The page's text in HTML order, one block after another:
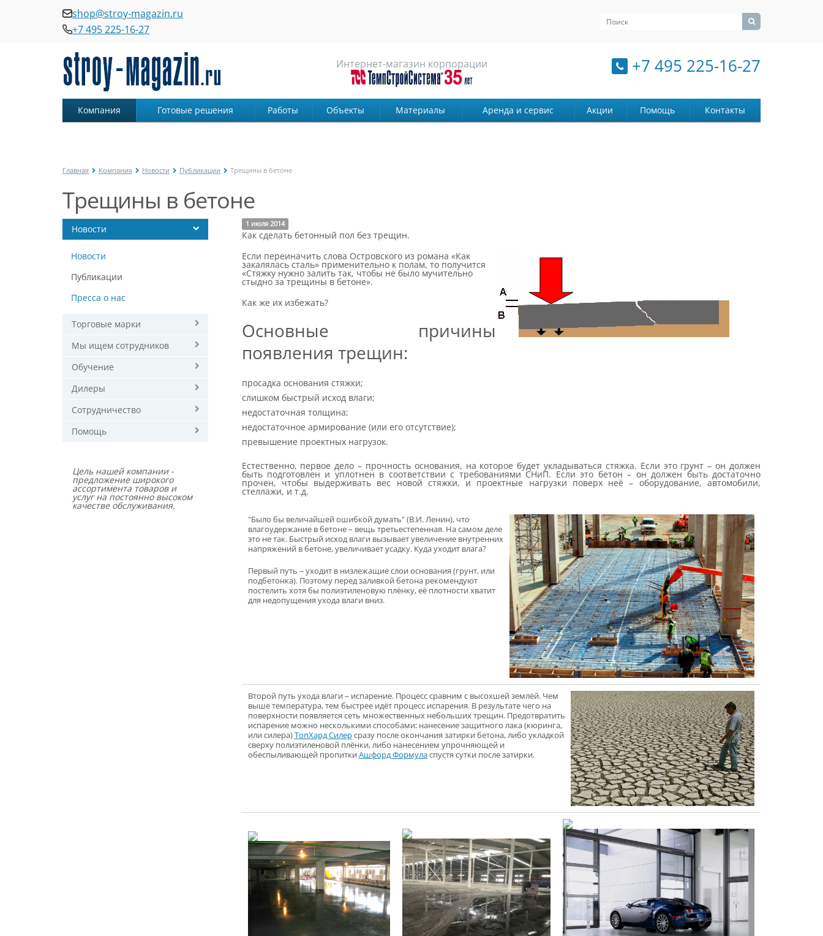
shop@stroy-magazin.ru
+7 495 225-16-27
Интернет-магазин корпорации +7 495 225-16-27
Компания Готовые решения Работы Объекты Материалы Аренда и сервис Акции Помощь Контакты
Главная Компания Новости Публикации Трещины в бетоне
Трещины в бетоне
Новости
Новости
Публикации
Пресса о нас
Торговые марки
Мы ищем сотрудников
Обучение
Дилеры
Сотрудничество
Помощь
Цель нашей компании -
предложение широкого
ассортимента товаров и
услуг на постоянно высоком
качестве обслуживания.
1 июля 2014
Как сделать бетонный пол без трещин.
Если переиначить слова Островского из романа «Как
закалялась сталь» применительно к полам, то получится
«Стяжку нужно залить так, чтобы не было мучительно
стыдно за трещины в бетоне».
Как же их избежать?
Основные причины
появления трещин:
просадка основания стяжки;
слишком быстрый исход влаги;
недостаточная толщина;
недостаточное армирование (или его отсутствие);
превышение проектных нагрузок.
Естественно, первое дело – прочность основания, на которое будет укладываться стяжка. Если это грунт – он должен
быть подготовлен и уплотнен в соответствии с требованиями СНиП. Если это бетон – он должен быть достаточно
прочен, чтобы выдерживать вес новой стяжки, и проектные нагрузки поверх неё – оборудование, автомобили,
стеллажи, и т.д.
"Было бы величайшей ошибкой думать" (В.И. Ленин), что
влагоудержание в бетоне – вещь третьестепенная. На самом деле
это не так. Быстрый исход влаги вызывает увеличение внутренних
напряжений в бетоне, увеличивает усадку. Куда уходит влага?
Первый путь – уходит в низлежащие слои основания (грунт, или
подбетонка). Поэтому перед заливкой бетона рекомендуют
постелить хотя бы полиэтиленовую плёнку, её плотности хватит
для недопущения ухода влаги вниз.
Второй путь ухода влаги – испарение. Процесс сравним с высохшей землёй. Чем
выше температура, тем быстрее идёт процесс испарения. В результате чего на
поверхности появляется сеть множественных небольших трещин. Предотвратить
испарение можно несколькими способами: нанесение защитного лака (кюринга,
или силера)ТопХард Силерсразу после окончания затирки бетона, либо укладкой
сверху полиэтиленовой плёнки, либо нанесением упрочняющей и
обеспыливающей пропиткиАшфорд Формуласпустя сутки после затирки.